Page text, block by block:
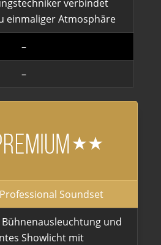
verbindet
einmaliger Atmosphäre
–
–
Soundset
und
Showlicht mit